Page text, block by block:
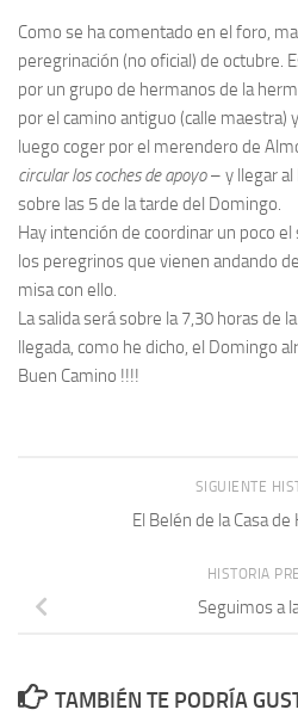
Como se ha comentado en el foro,
peregrinación (no oficial) de octubre.
por un grupo de hermanos de la
por el camino antiguo (calle maestra)
luego coger por el merendero de
circular los coches de apoyo– y llegar al
sobre las 5 de la tarde del Domingo.
Hay intención de coordinar un poco
los peregrinos que vienen andando
misa con ello.
La salida será sobre la 7,30 horas de
llegada, como he dicho, el Domingo
Buen Camino !!!!
SIGUIENTE
El Belén de la Casa
HISTORIA
Seguimos a
TAMBIÉN TE PODRÍA